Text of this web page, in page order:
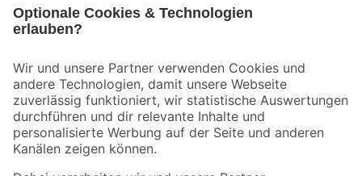
Der toom Newsletter: Keine Angebote und Aktionen mehr verpassen!
Zur Newsletter Anmeldung
Folge uns